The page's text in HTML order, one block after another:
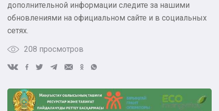
дополнительной информации следите за нашими
обновлениями на официальном сайте и в социальных
сетях.
208 просмотров